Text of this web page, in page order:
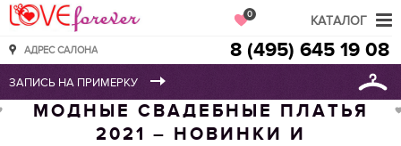
Love Forever
АДРЕС САЛОНА
0
8 (495) 645 19 08
МОДНЫЕ СВАДЕБНЫЕ ПЛАТЬЯ
2021 – НОВИНКИ И
КАТАЛОГ